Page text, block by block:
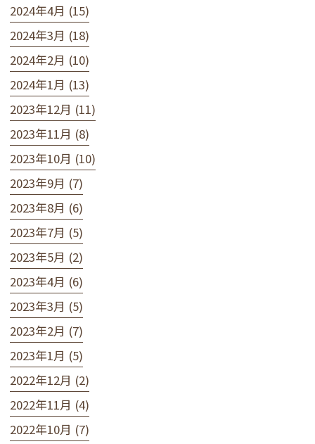
2024年4月 (15)
2024年3月 (18)
2024年2月 (10)
2024年1月 (13)
2023年12月 (11)
2023年11月 (8)
2023年10月 (10)
2023年9月 (7)
2023年8月 (6)
2023年7月 (5)
2023年5月 (2)
2023年4月 (6)
2023年3月 (5)
2023年2月 (7)
2023年1月 (5)
2022年12月 (2)
2022年11月 (4)
2022年10月 (7)